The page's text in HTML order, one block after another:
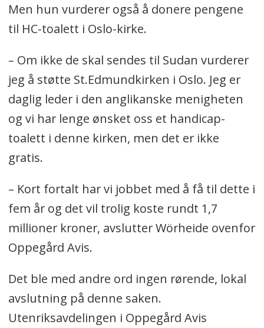
Men hun vurderer også å donere pengene
til HC-toalett i Oslo-kirke.
– Om ikke de skal sendes til Sudan vurderer
jeg å støtte St.Edmundkirken i Oslo. Jeg er
daglig leder i den anglikanske menigheten
og vi har lenge ønsket oss et handicap-
toalett i denne kirken, men det er ikke
gratis.
– Kort fortalt har vi jobbet med å få til dette i
fem år og det vil trolig koste rundt 1,7
millioner kroner, avslutter Wörheide ovenfor
Oppegård Avis.
Det ble med andre ord ingen rørende, lokal
avslutning på denne saken.
Utenriksavdelingen i Oppegård Avis